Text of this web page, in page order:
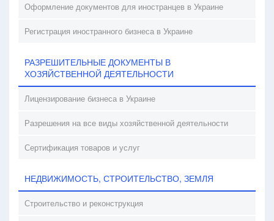
Оформление документов для иностранцев в Украине
Регистрация иностранного бизнеса в Украине
РАЗРЕШИТЕЛЬНЫЕ ДОКУМЕНТЫ В
ХОЗЯЙСТВЕННОЙ ДЕЯТЕЛЬНОСТИ
Лицензирование бизнеса в Украине
Разрешения на все виды хозяйственной деятельности
Сертификация товаров и услуг
НЕДВИЖИМОСТЬ, СТРОИТЕЛЬСТВО, ЗЕМЛЯ
Строительство и реконструкция